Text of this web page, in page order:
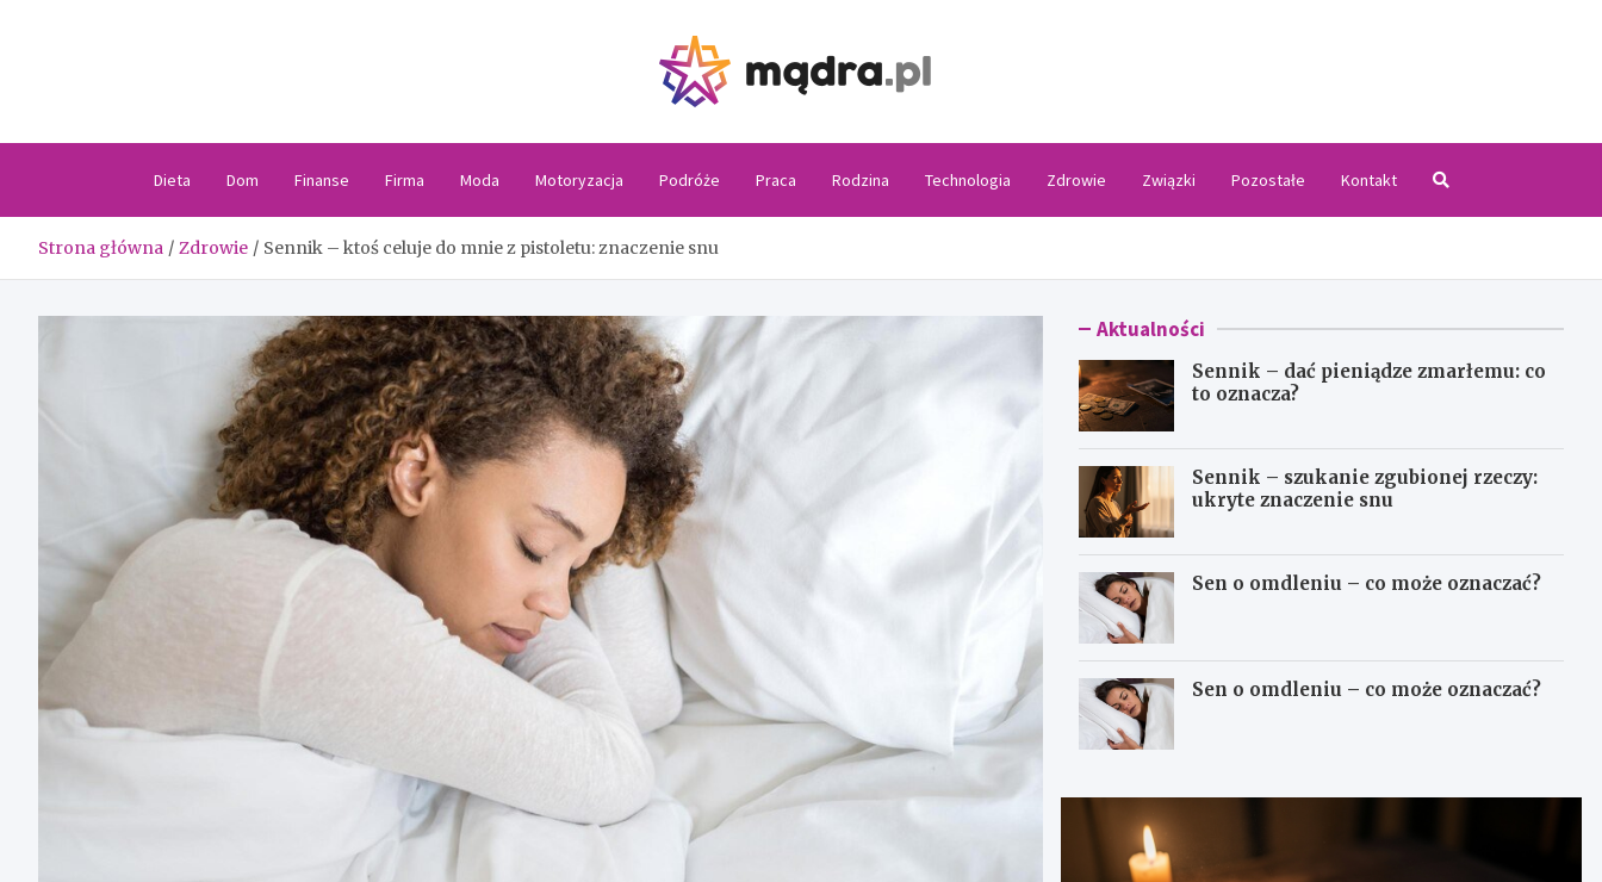
Dieta Dom Finanse Firma Moda Motoryzacja Podróże Praca Rodzina Technologia Zdrowie Związki Pozostałe Kontakt
Strona główna Zdrowie Sennik – ktoś celuje do mnie z pistoletu: znaczenie snu
Aktualności
Sennik – dać pieniądze zmarłemu: co
to oznacza?
Sennik – szukanie zgubionej rzeczy:
ukryte znaczenie snu
Sen o omdleniu – co może oznaczać?
Sen o omdleniu – co może oznaczać?